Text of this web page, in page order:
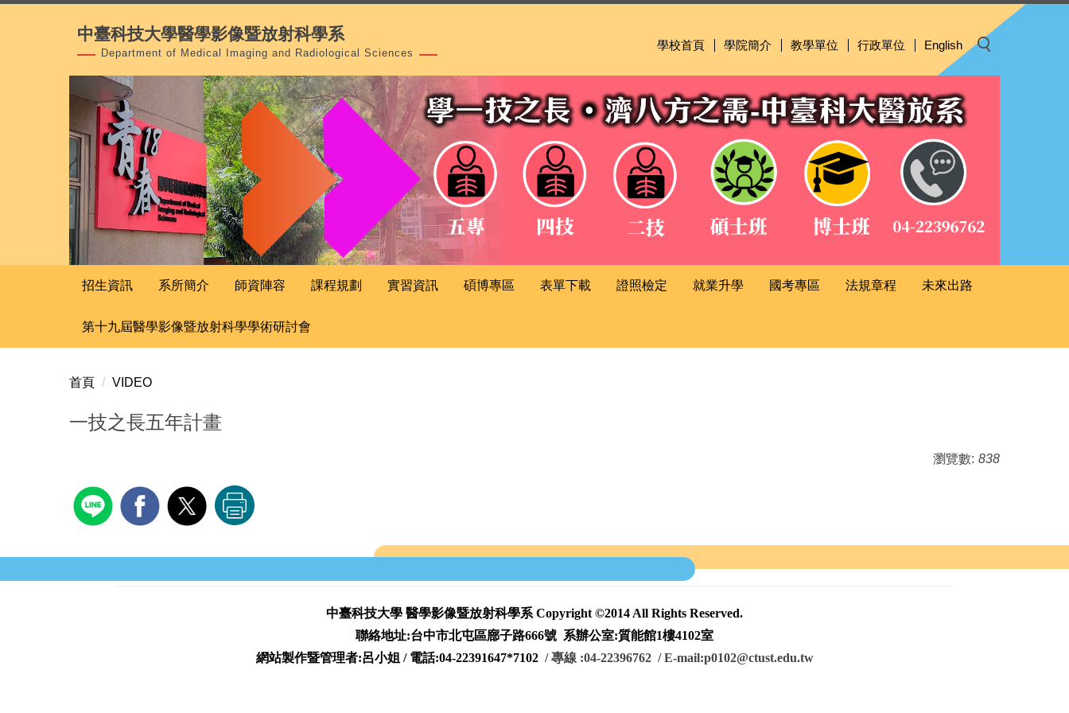
中臺科技大學醫學影像暨放射科學系
Department of Medical Imaging and Radiological Sciences
學校首頁 學院簡介 教學單位 行政單位 English
招生資訊 系所簡介 師資陣容 課程規劃 實習資訊 碩博專區 表單下載 證照檢定 就業升學 國考專區 法規章程 未來出路
第十九屆醫學影像暨放射科學學術研討會
首頁 VIDEO
一技之長五年計畫
瀏覽數: 838
中臺科技大學 醫學影像暨放射科學系 Copyright ©2014 All Rights Reserved.
聯絡地址:台中市北屯區廍子路666號 系辦公室:質能館1樓4102室
網站製作暨管理者:呂小姐 / 電話:04-22391647*7102 / 專線 :04-22396762 /E-mail:p0102@ctust.edu.tw